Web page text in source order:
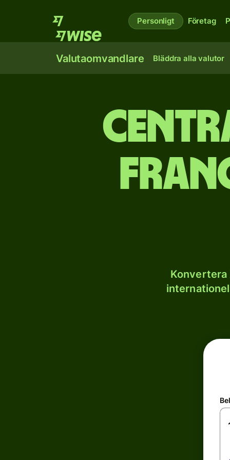
Personligt Företag
Valutaomvandlare Bläddra alla valutor
Konvertera